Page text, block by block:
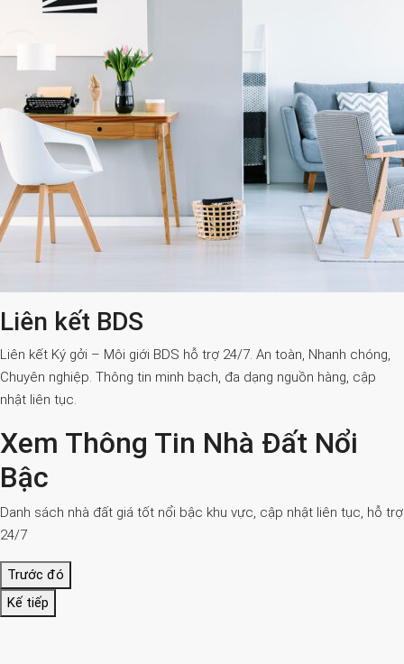
Liên kết BDS
Liên kết Ký gởi – Môi giới BDS hỗ trợ 24/7. An toàn, Nhanh chóng,
Chuyên nghiệp. Thông tin minh bạch, đa dạng nguồn hàng, cập
nhật liên tục.
Xem Thông Tin Nhà Đất Nổi
Bậc
Danh sách nhà đất giá tốt nổi bậc khu vực, cập nhật liên tục, hỗ trợ
24/7
Trước đó
Kế tiếp